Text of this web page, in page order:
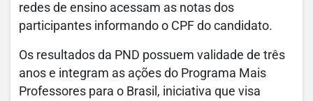
redes de ensino acessam as notas dos
participantes informando o CPF do candidato.
Os resultados da PND possuem validade de três
anos e integram as ações do Programa Mais
Professores para o Brasil, iniciativa que visa